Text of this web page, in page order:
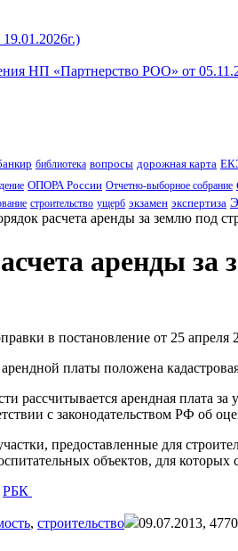
НП «Партнерство РОО» от
библиотека вопросы дорожная карта
ОПОРА России Отчетно-выборное собрание
строительство ущерб экзамен экспертиза
расчета аренды за землю под
аренды за
в постановление от 25 апреля
платы положена
рассчитывается арендная плата за
с законодательством РФ об
предоставленные для
объектов, для
РБК
, строительство 09.07.2013, 4770